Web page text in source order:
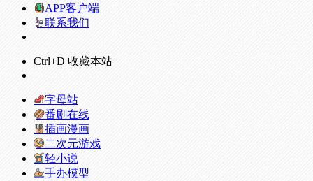
APP客户端
联系我们
Ctrl+D 收藏本站
字母站
番剧在线
插画漫画
二次元游戏
轻小说
手办模型